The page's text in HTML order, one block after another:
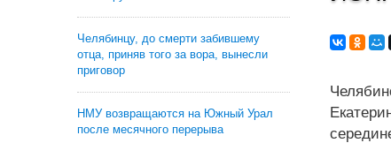
Челябинцу, до смерти забившему
отца, приняв того за вора, вынесли
приговор
НМУ возвращаются на Южный Урал
после месячного перерыва